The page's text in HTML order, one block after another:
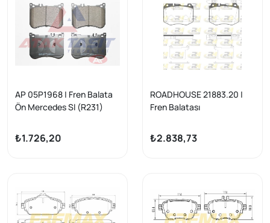
AP 05P1968 | Fren Balata
Ön Mercedes Sl (R231)
₺1.726,20
ROADHOUSE 21883.20 |
Fren Balatası
₺2.838,73